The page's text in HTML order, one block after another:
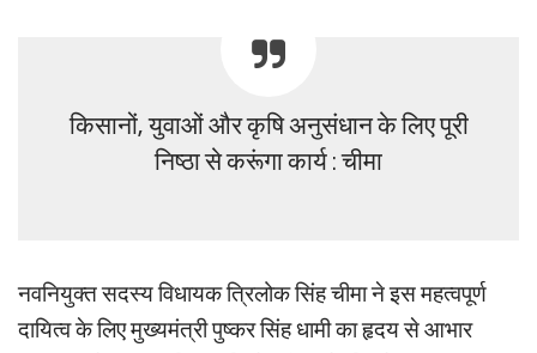
किसानों, युवाओं और कृषि अनुसंधान के लिए पूरी
निष्ठा से करूंगा कार्य : चीमा
नवनियुक्त सदस्य विधायक त्रिलोक सिंह चीमा ने इस महत्वपूर्ण
दायित्व के लिए मुख्यमंत्री पुष्कर सिंह धामी का हृदय से आभार